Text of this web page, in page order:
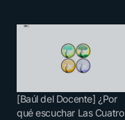
[Baúl del Docente] ¿Por
qué escuchar Las Cuatro